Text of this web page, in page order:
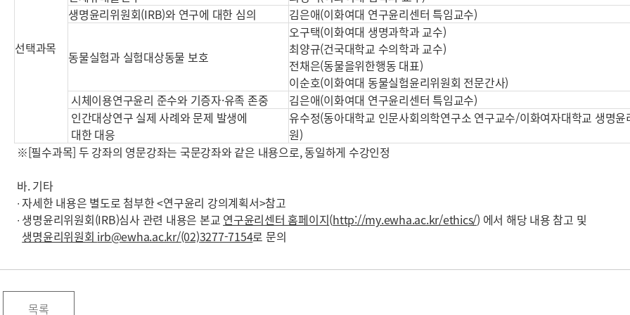
선택과목
생명윤리위원회(IRB)와 연구에 대한 심의
김은애(이화여대 연구윤리센터 특임교수)
동물실험과 실험대상동물 보호
오구택(이화여대 생명과학과 교수)
최양규(건국대학교 수의학과 교수)
전채은(동물을위한행동 대표)
이순호(이화여대 동물실험윤리위원회 전문간사)
시체이용연구윤리 준수와 기증자·유족 존중
김은애(이화여대 연구윤리센터 특임교수)
인간대상연구 실제 사례와 문제 발생에
대한 대응
유수정(동아대학교 인문사회의학연구소 연구교수/이화여자대학교 생명윤
원)
※[필수과목] 두 강좌의 영문강좌는 국문강좌와 같은 내용으로, 동일하게 수강인정
바. 기타
∙ 자세한 내용은 별도로 첨부한 <연구윤리 강의계획서>참고
∙ 생명윤리위원회(IRB)심사 관련 내용은 본교 연구윤리센터 홈페이지(http://my.ewha.ac.kr/ethics/) 에서 해당 내용 참고 및
생명윤리위원회 irb@ewha.ac.kr/(02)3277-7154로 문의
목록